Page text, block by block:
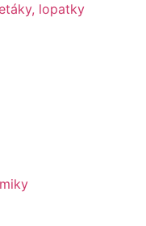
lopatky